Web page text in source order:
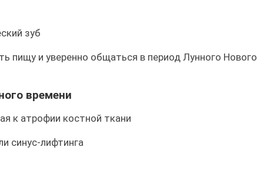
зуб
пищу и уверенно общаться в период Лунного Нового
времени
к атрофии костной ткани
синус-лифтинга